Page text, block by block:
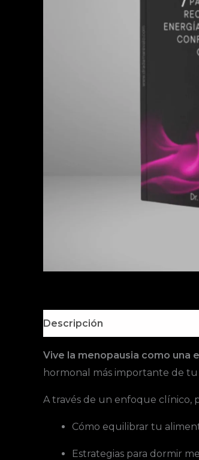
Descripción
Vive la menopausia como una
hormonal más importante de
A través de un enfoque clínico,
Cómo equilibrar tu
Estrategias para dormir